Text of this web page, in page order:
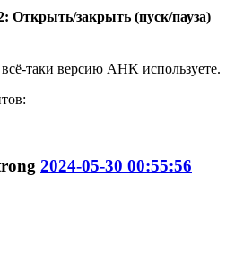
закрыть (пуск/пауза)
таки версию AHK используете.
2024-05-30 00:55:56